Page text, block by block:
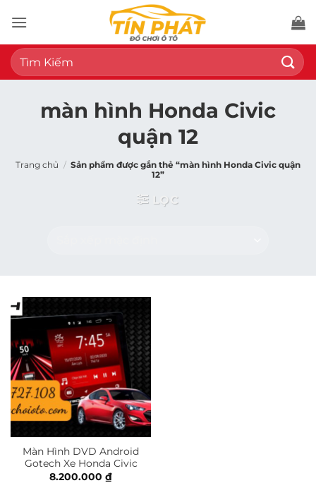
qua
nội
dung
Tìm
kiếm:
màn hình Honda Civic
quận 12
Trang chủ / Sản phẩm được gắn thẻ “màn hình Honda Civic quận
12”
LỌC
Màn Hình DVD Android
Gotech Xe Honda Civic
8.200.000 ₫